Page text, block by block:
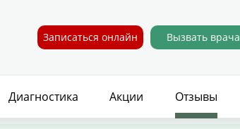
Записаться онлайн Вызвать врача
Диагностика Акции Отзывы